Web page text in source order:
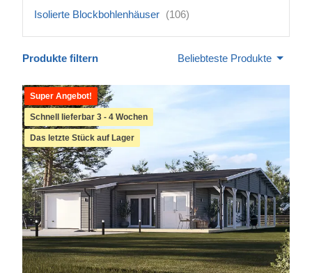
Isolierte Blockbohlenhäuser (106)
Produkte filtern Beliebteste Produkte
Super Angebot!
Schnell lieferbar 3 - 4 Wochen
Das letzte Stück auf Lager